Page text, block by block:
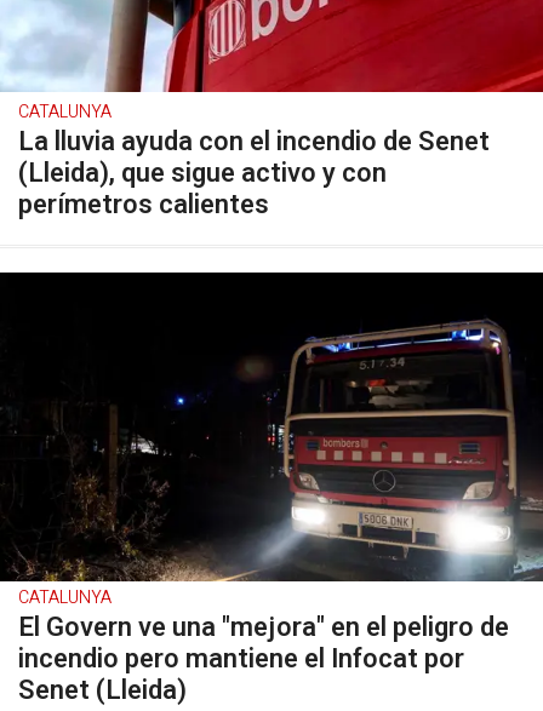
CATALUNYA
La lluvia ayuda con el incendio de Senet
(Lleida), que sigue activo y con
perímetros calientes
CATALUNYA
El Govern ve una "mejora" en el peligro de
incendio pero mantiene el Infocat por
Senet (Lleida)